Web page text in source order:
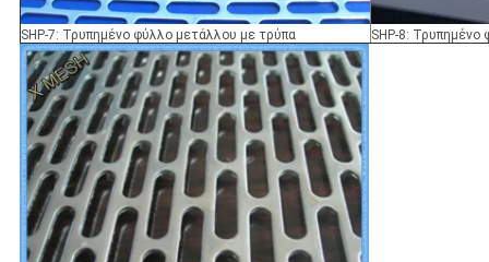
SHP-7: Τρυπημένο φύλλο μετάλλου με τρύπα SHP-8: